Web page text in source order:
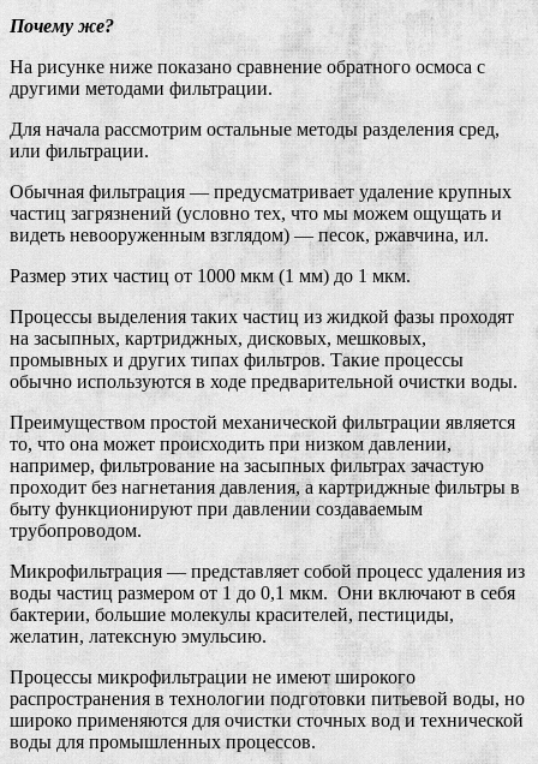
Почему же?
На рисунке ниже показано сравнение обратного осмоса с
другими методами фильтрации.
Для начала рассмотрим остальные методы разделения сред,
или фильтрации.
Обычная фильтрация — предусматривает удаление крупных
частиц загрязнений (условно тех, что мы можем ощущать и
видеть невооруженным взглядом) — песок, ржавчина, ил.
Размер этих частиц от 1000 мкм (1 мм) до 1 мкм.
Процессы выделения таких частиц из жидкой фазы проходят
на засыпных, картриджных, дисковых, мешковых,
промывных и других типах фильтров. Такие процессы
обычно используются в ходе предварительной очистки воды.
Преимуществом простой механической фильтрации является
то, что она может происходить при низком давлении,
например, фильтрование на засыпных фильтрах зачастую
проходит без нагнетания давления, а картриджные фильтры в
быту функционируют при давлении создаваемым
трубопроводом.
Микрофильтрация — представляет собой процесс удаления из
воды частиц размером от 1 до 0,1 мкм. Они включают в себя
бактерии, большие молекулы красителей, пестициды,
желатин, латексную эмульсию.
Процессы микрофильтрации не имеют широкого
распространения в технологии подготовки питьевой воды, но
широко применяются для очистки сточных вод и технической
воды для промышленных процессов.